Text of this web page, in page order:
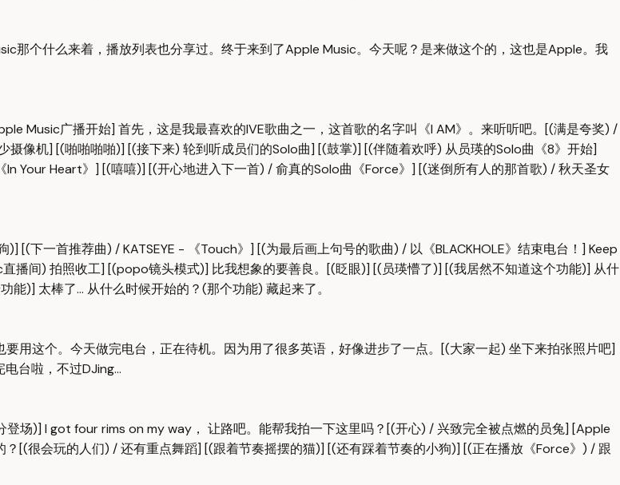
那个什么来着，播放列表也分享过。终于来到了Apple Music。今天呢？是来做这个的，这也是Apple。我
Music广播开始] 首先，这是我最喜欢的IVE歌曲之一，这首歌的名字叫《I AM》。来听听吧。[(满是夸奖) /
像机] [(啪啪啪啪)] [(接下来) 轮到听成员们的Solo曲] [(鼓掌)] [(伴随着欢呼) 从员瑛的Solo曲《8》开始]
Your Heart》] [(嘻嘻)] [(开心地进入下一首) / 俞真的Solo曲《Force》] [(迷倒所有人的那首歌) / 秋天圣女
[(下一首推荐曲) / KATSEYE - 《Touch》] [(为最后画上句号的歌曲) / 以《BLACKHOLE》结束电台！] Keep
播间) 拍照收工] [(popo镜头模式)] 比我想象的要善良。[(眨眼)] [(员瑛懵了)] [(我居然不知道这个功能)] 从什
)] 太棒了... 从什么时候开始的？(那个功能) 藏起来了。
用这个。今天做完电台，正在待机。因为用了很多英语，好像进步了一点。[(大家一起) 坐下来拍张照片吧]
台啦，不过DJing...
场)] I got four rims on my way， 让路吧。能帮我拍一下这里吗？[(开心) / 兴致完全被点燃的员兔] [Apple
[(很会玩的人们) / 还有重点舞蹈] [(跟着节奏摇摆的猫)] [(还有踩着节奏的小狗)] [(正在播放《Force》) / 跟